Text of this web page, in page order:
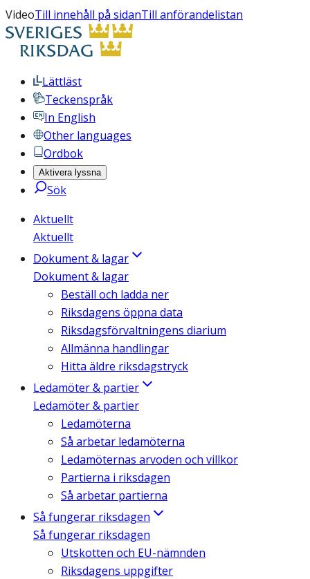
VideoTill innehåll på sidanTill anförandelistan
Lättläst
Teckenspråk
In English
Other languages
Ordbok
Aktivera lyssna
Sök
Aktuellt
Aktuellt
Dokument & lagar
Dokument & lagar
Beställ och ladda ner
Riksdagens öppna data
Riksdagsförvaltningens diarium
Allmänna handlingar
Hitta äldre riksdagstryck
Ledamöter & partier
Ledamöter & partier
Ledamöterna
Så arbetar ledamöterna
Ledamöternas arvoden och villkor
Partierna i riksdagen
Så arbetar partierna
Så fungerar riksdagen
Så fungerar riksdagen
Utskotten och EU-nämnden
Riksdagens uppgifter